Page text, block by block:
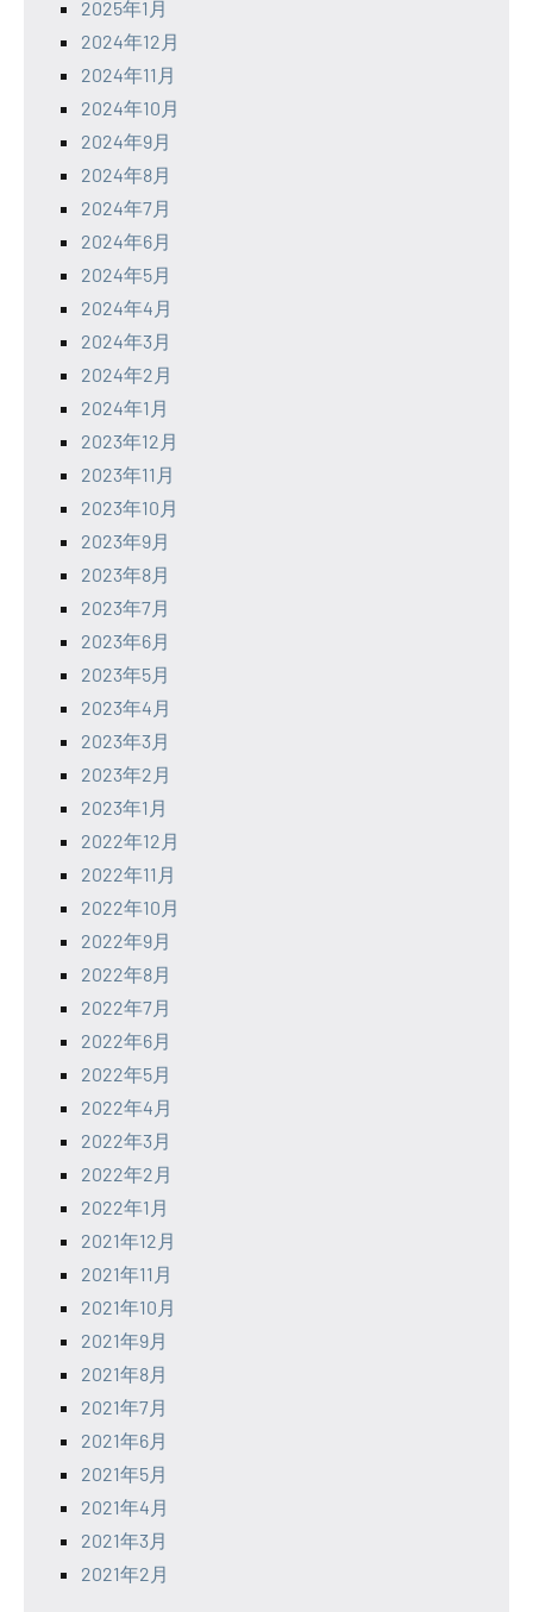
2025年1月
2024年12月
2024年11月
2024年10月
2024年9月
2024年8月
2024年7月
2024年6月
2024年5月
2024年4月
2024年3月
2024年2月
2024年1月
2023年12月
2023年11月
2023年10月
2023年9月
2023年8月
2023年7月
2023年6月
2023年5月
2023年4月
2023年3月
2023年2月
2023年1月
2022年12月
2022年11月
2022年10月
2022年9月
2022年8月
2022年7月
2022年6月
2022年5月
2022年4月
2022年3月
2022年2月
2022年1月
2021年12月
2021年11月
2021年10月
2021年9月
2021年8月
2021年7月
2021年6月
2021年5月
2021年4月
2021年3月
2021年2月